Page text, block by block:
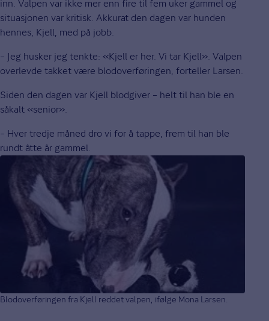
inn. Valpen var ikke mer enn fire til fem uker gammel og
situasjonen var kritisk. Akkurat den dagen var hunden
hennes, Kjell, med på jobb.
– Jeg husker jeg tenkte: «Kjell er her. Vi tar Kjell». Valpen
overlevde takket være blodoverføringen, forteller Larsen.
Siden den dagen var Kjell blodgiver – helt til han ble en
såkalt «senior».
– Hver tredje måned dro vi for å tappe, frem til han ble
rundt åtte år gammel.
Blodoverføringen fra Kjell reddet valpen, ifølge Mona Larsen.